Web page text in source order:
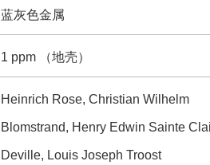
蓝灰色金属
1 ppm （地壳）
Heinrich Rose, Christian Wilhelm
Blomstrand, Henry Edwin Sainte
Deville, Louis Joseph Troost